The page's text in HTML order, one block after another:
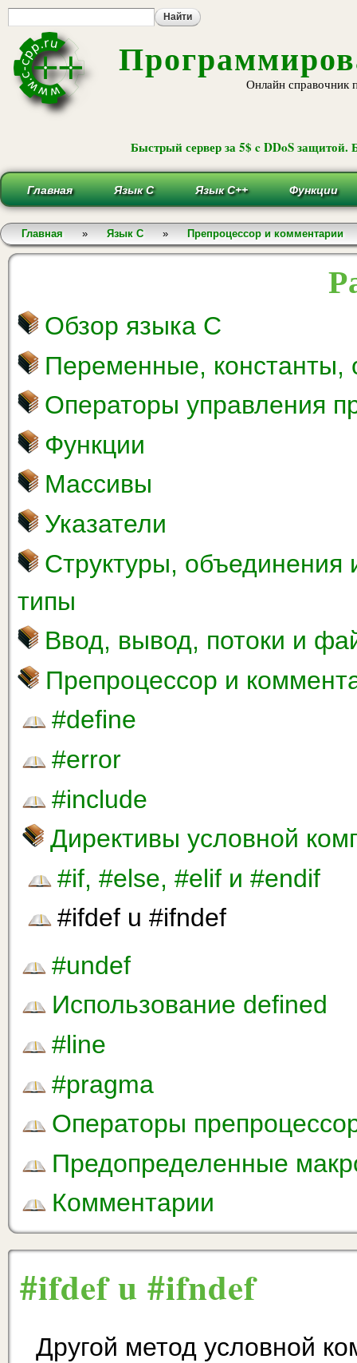
Онлайн справочник
Быстрый сервер за 5$ c DDoS защитой.
Главная Язык С Язык С++ Функции
Вы здесь
Главная » Язык С » Препроцессор и комментарии
Обзор языка С
Переменные, константы,
Операторы управления
Функции
Массивы
Указатели
Структуры,
типы
Ввод, вывод, потоки и
Препроцессор и
#define
#error
#include
Директивы условной
#if, #else, #elif и #endif
#ifdef u #ifndef
#undef
Использование defined
#line
#pragma
Операторы
Предопределенные
Комментарии
#ifdef u #ifndef
Другой метод условной